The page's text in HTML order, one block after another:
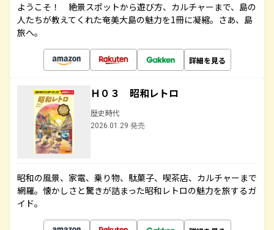
ようこそ！ 絶景スポットから遊び方、カルチャーまで、島の
人たちが教えてくれた奄美大島の魅力を1冊に凝縮。さあ、島
旅へ。
詳細を見る
Ｈ０３ 昭和レトロ
歴史時代
2026.01.29 発売
昭和の風景、家電、乗り物、駄菓子、喫茶店、カルチャーまで
網羅。懐かしさと驚きが詰まった昭和レトロの魅力を旅するガ
イド。